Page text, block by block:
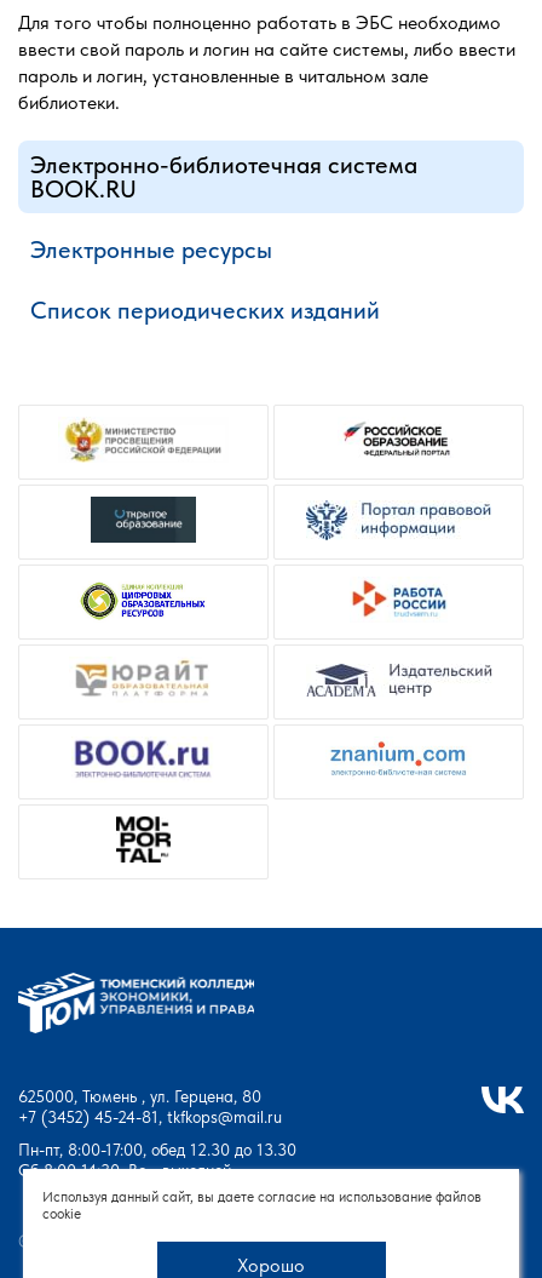
Для того чтобы полноценно работать в ЭБС необходимо
ввести свой пароль и логин на сайте системы, либо ввести
пароль и логин, установленные в читальном зале
библиотеки.
Электронно-библиотечная система
BOOK.RU
Электронные ресурсы
Список периодических изданий
625000, Тюмень , ул. Герцена, 80
+7 (3452) 45-24-81, tkfkops@mail.ru
Пн-пт, 8:00-17:00, обед 12.30 до 13.30
Сб 8:00-14:30, Вс - выходной
© Тюменский колледж экономики, управления и права - 2026
Используя данный сайт, вы даете согласие на использование файлов
cookie
Хорошо